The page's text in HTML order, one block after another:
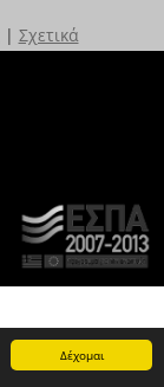
Δέχομαι
| Σχετικά